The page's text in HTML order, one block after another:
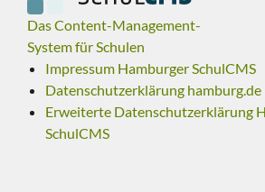
Das Content-Management-
System für Schulen
Impressum Hamburger SchulCMS
Datenschutzerklärung hamburg.de
Erweiterte Datenschutzerklärung
SchulCMS